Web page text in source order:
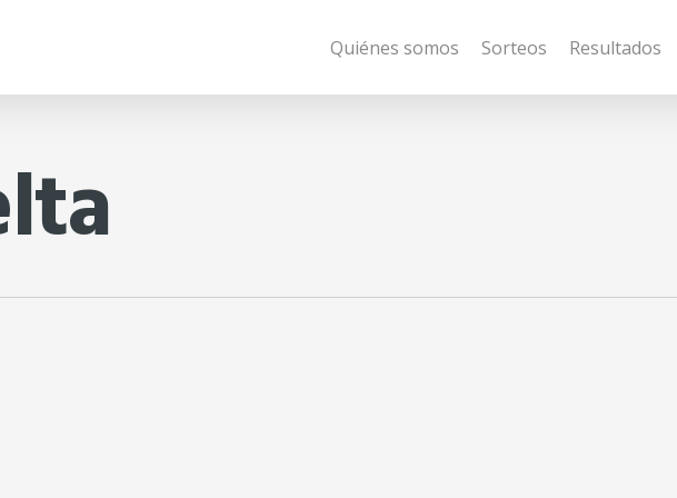
Quiénes somos Sorteos Resultados